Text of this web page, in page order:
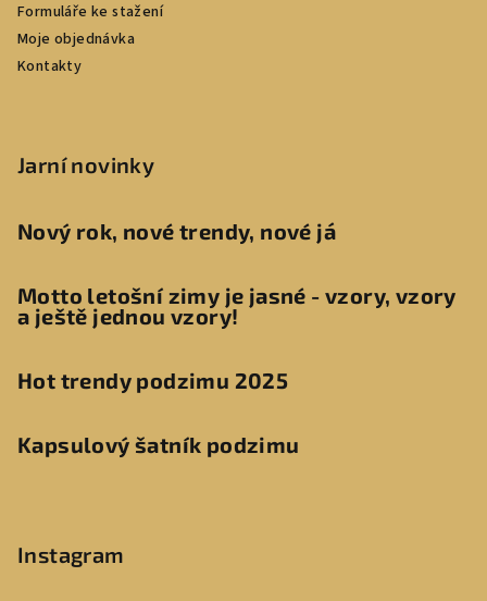
Formuláře ke stažení
Moje objednávka
Kontakty
Jarní novinky
Nový rok, nové trendy, nové já
Motto letošní zimy je jasné - vzory, vzory
a ještě jednou vzory!
Hot trendy podzimu 2025
Kapsulový šatník podzimu
Instagram